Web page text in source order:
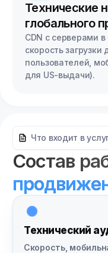
Технические
глобального
CDN с серверами
скорость
пользователей,
для US-выдачи).
Что входит в
Состав
Технический
Скорость,